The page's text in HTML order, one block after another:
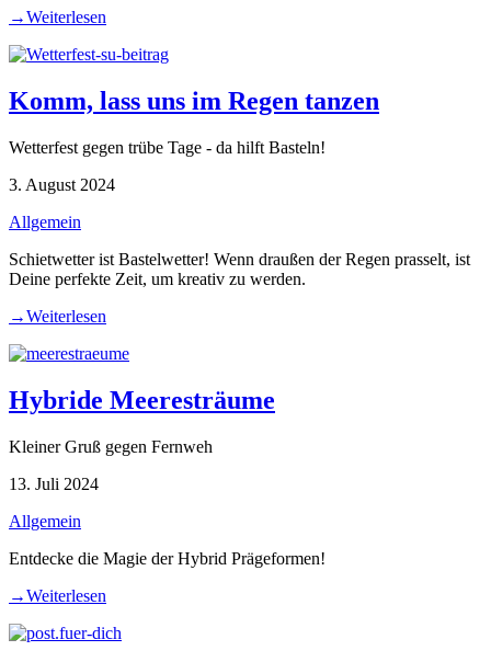
→Weiterlesen
Komm, lass uns im Regen tanzen
Wetterfest gegen trübe Tage - da hilft Basteln!
3. August 2024
Allgemein
Schietwetter ist Bastelwetter! Wenn draußen der Regen prasselt, ist
Deine perfekte Zeit, um kreativ zu werden.
→Weiterlesen
Hybride Meeresträume
Kleiner Gruß gegen Fernweh
13. Juli 2024
Allgemein
Entdecke die Magie der Hybrid Prägeformen!
→Weiterlesen